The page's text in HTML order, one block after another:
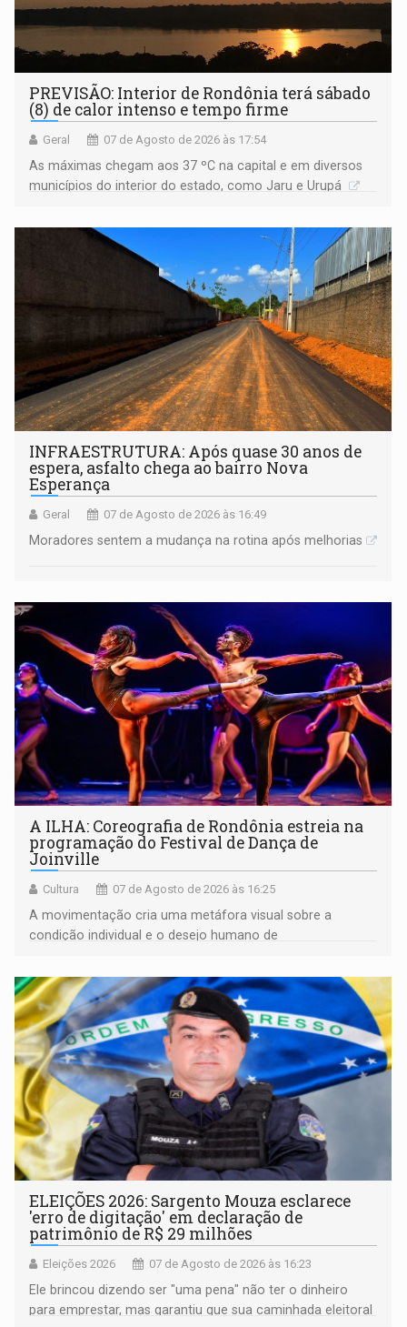
PREVISÃO: Interior de Rondônia terá sábado
(8) de calor intenso e tempo firme
Geral 07 de Agosto de 2026 às 17:54
As máximas chegam aos 37 ºC na capital e em diversos
municípios do interior do estado, como Jaru e Urupá
INFRAESTRUTURA: Após quase 30 anos de
espera, asfalto chega ao bairro Nova
Esperança
Geral 07 de Agosto de 2026 às 16:49
Moradores sentem a mudança na rotina após melhorias
A ILHA: Coreografia de Rondônia estreia na
programação do Festival de Dança de
Joinville
Cultura 07 de Agosto de 2026 às 16:25
A movimentação cria uma metáfora visual sobre a
condição individual e o desejo humano de
ELEIÇÕES 2026: Sargento Mouza esclarece
'erro de digitação' em declaração de
patrimônio de R$ 29 milhões
Eleições 2026 07 de Agosto de 2026 às 16:23
Ele brincou dizendo ser "uma pena" não ter o dinheiro
para emprestar, mas garantiu que sua caminhada eleitoral